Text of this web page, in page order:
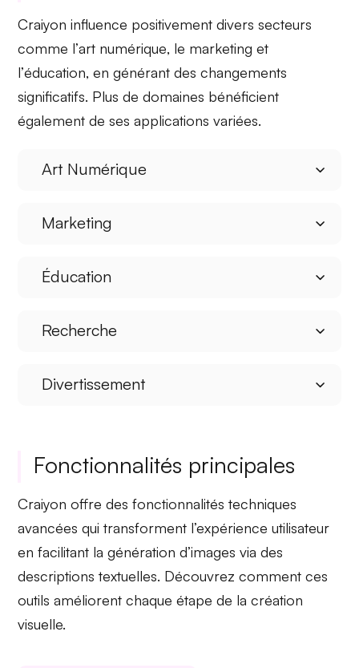
Craiyon influence positivement divers secteurs
comme l’art numérique, le marketing et
l’éducation, en générant des changements
significatifs. Plus de domaines bénéficient
également de ses applications variées.
Art Numérique
Marketing
Éducation
Recherche
Divertissement
Fonctionnalités principales
Craiyon offre desfonctionnalités techniques
avancées qui transforment l’expérience utilisateur
en facilitant lagénération d’images via des
descriptions textuelles. Découvrez comment ces
outils améliorent chaque étape de la création
visuelle.